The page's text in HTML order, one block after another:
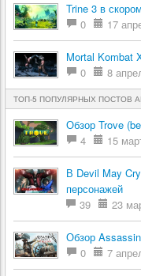
Trine 3 в
0
17
Mortal Kombat
0
8
ТОП-5 ПОПУЛЯРНЫХ ПОСТОВ
Обзор Trove
4
15
В Devil May
персонажей
39
23
Обзор
0
7